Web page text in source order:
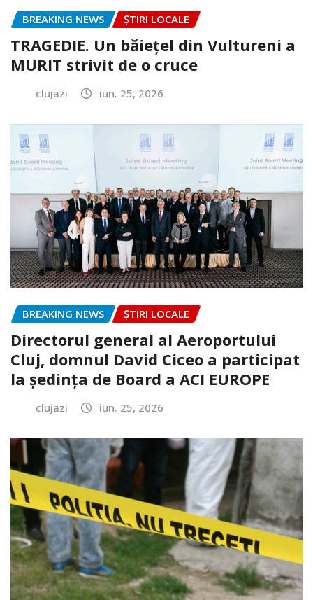
BREAKING NEWS ȘTIRI LOCALE
TRAGEDIE. Un băiețel din Vultureni a
MURIT strivit de o cruce
clujazi iun. 25, 2026
BREAKING NEWS ȘTIRI LOCALE
Directorul general al Aeroportului
Cluj, domnul David Ciceo a participat
la ședința de Board a ACI EUROPE
clujazi iun. 25, 2026